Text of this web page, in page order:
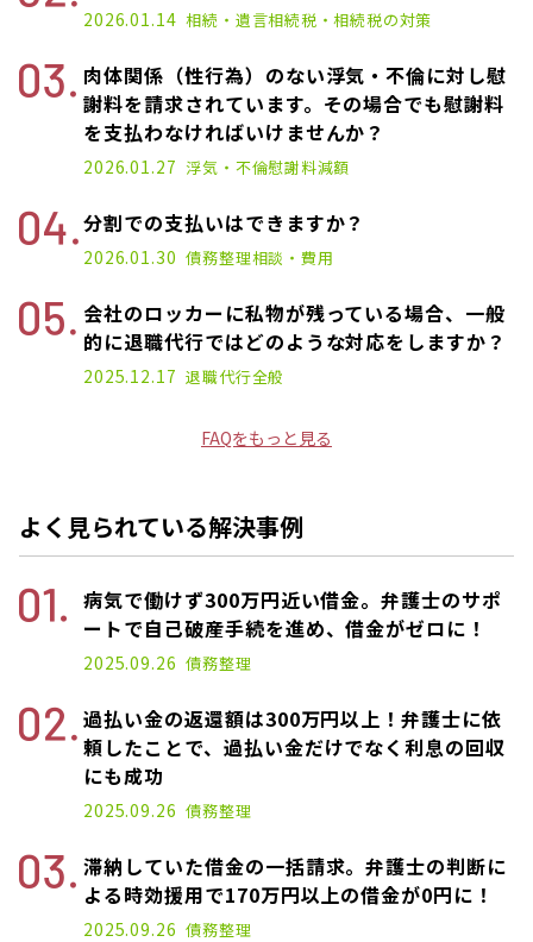
2026.01.14 相続・遺言相続税・相続税の対策
肉体関係（性行為）のない浮気・不倫に対し慰
謝料を請求されています。その場合でも慰謝料
を支払わなければいけませんか？
2026.01.27 浮気・不倫慰謝料減額
分割での支払いはできますか？
2026.01.30 債務整理相談・費用
会社のロッカーに私物が残っている場合、一般
的に退職代行ではどのような対応をしますか？
2025.12.17 退職代行全般
FAQをもっと見る
よく見られている解決事例
病気で働けず300万円近い借金。弁護士のサポ
ートで自己破産手続を進め、借金がゼロに！
2025.09.26 債務整理
過払い金の返還額は300万円以上！弁護士に依
頼したことで、過払い金だけでなく利息の回収
にも成功
2025.09.26 債務整理
滞納していた借金の一括請求。弁護士の判断に
よる時効援用で170万円以上の借金が0円に！
2025.09.26 債務整理